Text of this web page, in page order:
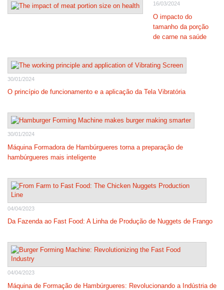
16/03/2024
O impacto do
tamanho da porção
de carne na saúde
30/01/2024
O princípio de funcionamento e a aplicação da Tela Vibratória
30/01/2024
Máquina Formadora de Hambúrgueres torna a preparação de
hambúrgueres mais inteligente
04/04/2023
Da Fazenda ao Fast Food: A Linha de Produção de Nuggets de Frango
04/04/2023
Máquina de Formação de Hambúrgueres: Revolucionando a Indústria de